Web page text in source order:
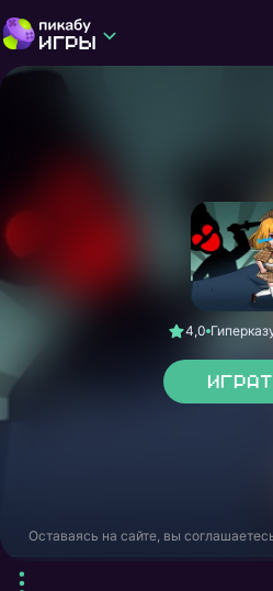
Игры от Пикабу
4,0
Оставаясь на сайте, вы